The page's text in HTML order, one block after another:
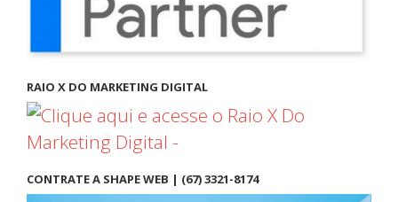
RAIO X DO MARKETING DIGITAL
CONTRATE A SHAPE WEB | (67) 3321-8174